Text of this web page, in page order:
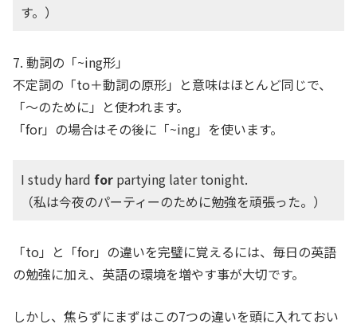
す。）
7. 動詞の「~ing形」
不定詞の「to＋動詞の原形」と意味はほとんど同じで、
「～のために」と使われます。
「for」の場合はその後に「~ing」を使います。
I study hard for partying later tonight.
（私は今夜のパーティーのために勉強を頑張った。）
「to」と「for」の違いを完璧に覚えるには、毎日の英語
の勉強に加え、英語の環境を増やす事が大切です。
しかし、焦らずにまずはこの7つの違いを頭に入れておい